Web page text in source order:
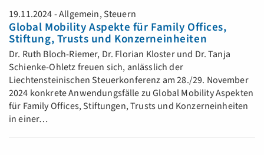
19.11.2024 - Allgemein, Steuern
Global Mobility Aspekte für Family Offices,
Stiftung, Trusts und Konzerneinheiten
Dr. Ruth Bloch-Riemer, Dr. Florian Kloster und Dr. Tanja
Schienke-Ohletz freuen sich, anlässlich der
Liechtensteinischen Steuerkonferenz am 28./29. November
2024 konkrete Anwendungsfälle zu Global Mobility Aspekten
für Family Offices, Stiftungen, Trusts und Konzerneinheiten
in einer…